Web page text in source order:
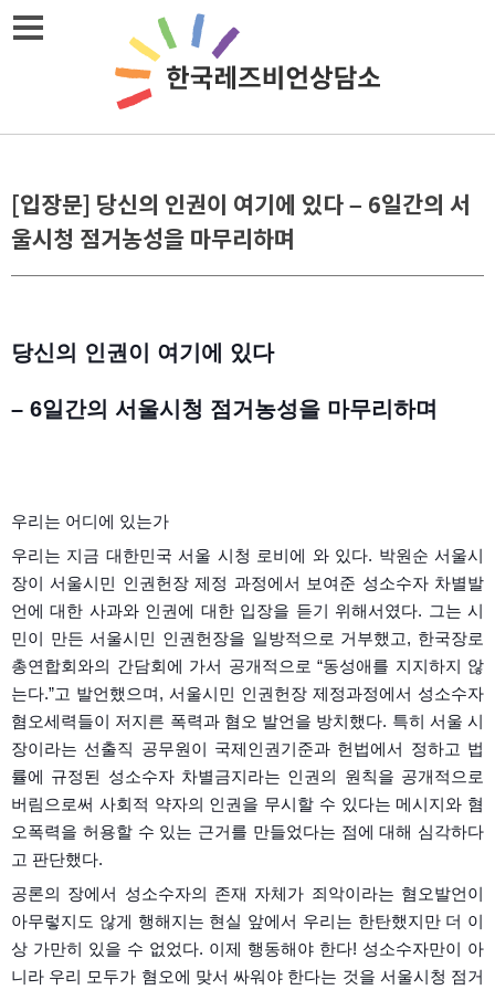
Skip
[입장문] 당신의 인권이 여기에 있다 – 6일간의 서
울시청 점거농성을 마무리하며
당신의 인권이 여기에 있다
– 6일간의 서울시청 점거농성을 마무리하며
우리는 어디에 있는가
우리는 지금 대한민국 서울 시청 로비에 와 있다. 박원순 서울시
장이 서울시민 인권헌장 제정 과정에서 보여준 성소수자 차별발
언에 대한 사과와 인권에 대한 입장을 듣기 위해서였다. 그는 시
민이 만든 서울시민 인권헌장을 일방적으로 거부했고, 한국장로
총연합회와의 간담회에 가서 공개적으로 “동성애를 지지하지 않
는다.”고 발언했으며, 서울시민 인권헌장 제정과정에서 성소수자
혐오세력들이 저지른 폭력과 혐오 발언을 방치했다. 특히 서울 시
장이라는 선출직 공무원이 국제인권기준과 헌법에서 정하고 법
률에 규정된 성소수자 차별금지라는 인권의 원칙을 공개적으로
버림으로써 사회적 약자의 인권을 무시할 수 있다는 메시지와 혐
오폭력을 허용할 수 있는 근거를 만들었다는 점에 대해 심각하다
고 판단했다.
공론의 장에서 성소수자의 존재 자체가 죄악이라는 혐오발언이
아무렇지도 않게 행해지는 현실 앞에서 우리는 한탄했지만 더 이
상 가만히 있을 수 없었다. 이제 행동해야 한다! 성소수자만이 아
니라 우리 모두가 혐오에 맞서 싸워야 한다는 것을 서울시청 점거